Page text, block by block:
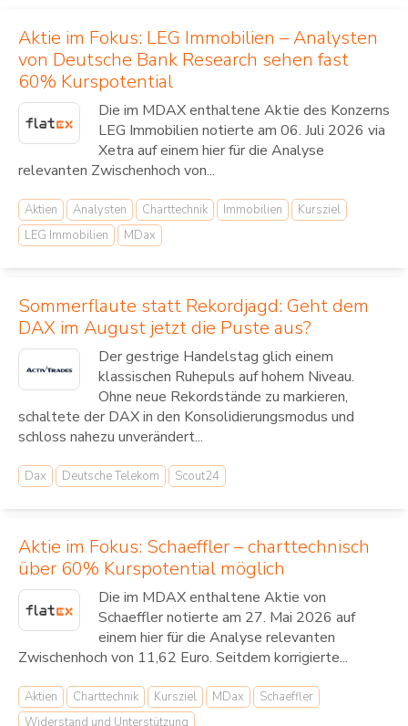
Aktie im Fokus: LEG Immobilien – Analysten
von Deutsche Bank Research sehen fast
60% Kurspotential
Die im MDAX enthaltene Aktie des Konzerns
LEG Immobilien notierte am 06. Juli 2026 via
Xetra auf einem hier für die Analyse
relevanten Zwischenhoch von...
Aktien Analysten Charttechnik Immobilien
Kursziel
LEG Immobilien
MDax
Sommerflaute statt Rekordjagd: Geht dem
DAX im August jetzt die Puste aus?
Der gestrige Handelstag glich einem
klassischen Ruhepuls auf hohem Niveau.
Ohne neue Rekordstände zu markieren,
schaltete der DAX in den Konsolidierungsmodus und
schloss nahezu unverändert...
Dax Deutsche Telekom Scout24
Aktie im Fokus: Schaeffler – charttechnisch
über 60% Kurspotential möglich
Die im MDAX enthaltene Aktie von
Schaeffler notierte am 27. Mai 2026 auf
einem hier für die Analyse relevanten
Zwischenhoch von 11,62 Euro. Seitdem korrigierte...
Aktien Charttechnik Kursziel MDax
Schaeffler
Widerstand und Unterstützung